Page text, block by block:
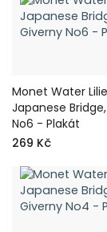
Monet Water
Japanese
No6 - Plakát
269 Kč